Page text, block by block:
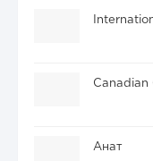
Анат